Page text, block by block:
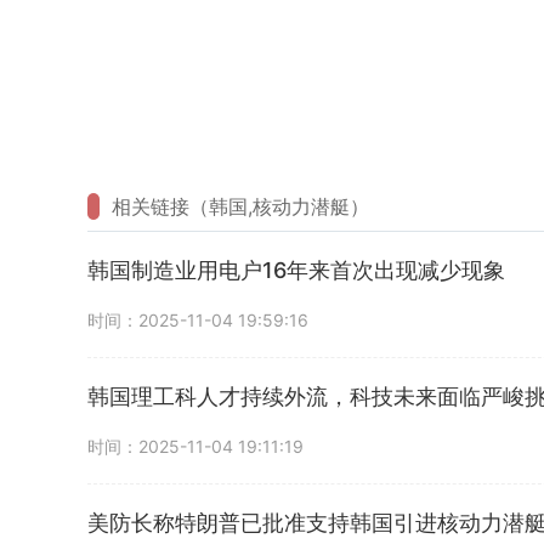
相关链接（韩国,核动力潜艇）
韩国制造业用电户16年来首次出现减少现象
时间：2025-11-04 19:59:16
韩国理工科人才持续外流，科技未来面临严峻
时间：2025-11-04 19:11:19
美防长称特朗普已批准支持韩国引进核动力潜